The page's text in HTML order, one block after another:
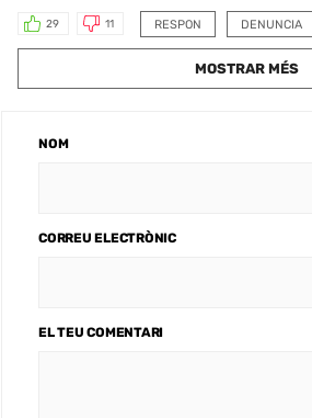
RESPON
29 11 DENUNCIA
MOSTRAR MÉS
NOM
CORREU ELECTRÒNIC
EL TEU COMENTARI